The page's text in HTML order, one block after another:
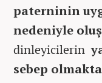
paterninin
nedeniyle
dinleyicilerin
sebep